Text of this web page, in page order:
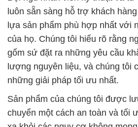
lượng nguyên liệu, và chúng tôi
những giải pháp tối ưu nhất.
Sản phẩm của chúng tôi được
chuyển một cách an toàn và tối
xa khỏi các nguy cơ không
đang tìm kiếm đối tác tin cậy cho
của bạn, hãy liên hệ với chúng
biết thêm chi tiết và đặt hàng.
Công Ty Hóa Chất Đắc Trường